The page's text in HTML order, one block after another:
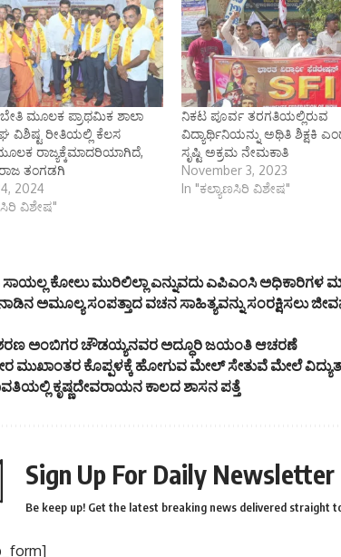
ಮೂಲಕ ಪ್ರಾಥಮಿಕ ಶಾಲಾ
ವಿಶಿಷ್ಟ ರೀತಿಯಲ್ಲಿ ಕೆಲಸ
ರಾಜ್ಯಕ್ಕೆಮಾದರಿಯಾಗಿದೆ‌,
ತಂಗಡಗಿ
2024
ವಿಶೇಷ"
ನಿಕಟ ಪೂರ್ವ ತರಗತಿಯಲ್ಲಿರುವ
ವಿದ್ಯಾರ್ಥಿನಿಯನ್ನು ಅಥಿತಿ ಶಿಕ್ಷಕಿ
ಸೃಷ್ಟಿ ಅಕ್ರಮ ನೇಮಕಾತಿ
November 3, 2023
In "ಕಲ್ಯಾಣಸಿರಿ ವಿಶೇಷ"
ಸಾಯಲ್ಲ ಕೋಲು ಮುರಿಲಿಲ್ಲಾ ಎನ್ನುವದು ಎಪಿಎಂಸಿ ಅಧಿಕಾರಿಗಳ
ಅಮೂಲ್ಯ ಸಂಪತ್ತಾದ ವಚನ ಸಾಹಿತ್ಯವನ್ನು ಸಂರಕ್ಷಿಸಲು
ಅಂಬಿಗರ ಚೌಡಯ್ಯನವರ ಅದ್ಧೂರಿ ಜಯಂತಿ ಆಚರಣೆ
ಮುಖಾಂತರ ಕೊಪ್ಪಳಕ್ಕೆ ಹೋಗುವ ಮೇಲ್ ಸೇತುವೆ ಮೇಲೆ
ಕೃಷ್ಣದೇವರಾಯನ ಕಾಲದ ಶಾಸನ ಪತ್ತೆ
Sign Up For Daily Newsletter
Be keep up! Get the latest breaking news delivered straight